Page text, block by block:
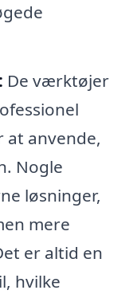
De værktøjer
anvende,
Nogle
løsninger,
mere
er altid en
hvilke